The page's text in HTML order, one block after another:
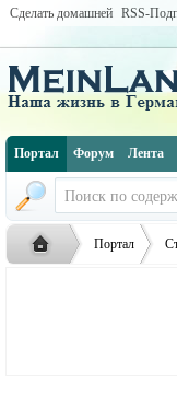
Сделать домашней RSS-
Портал Форум Лента
Портал